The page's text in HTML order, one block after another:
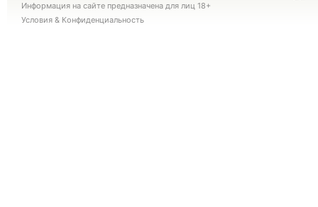
Информация на сайте предназначена для лиц 18+
Условия & Конфиденциальность